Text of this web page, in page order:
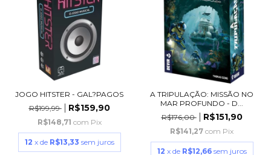
JOGO HITSTER - GAL?PAGOS
R$199,99
R$159,90
R$148,71 com Pix
12 x de R$13,33 sem juros
A TRIPULAÇÃO: MISSÃO NO
MAR PROFUNDO - D...
R$176,00
R$151,90
R$141,27 com Pix
12 x de R$12,66 sem juros